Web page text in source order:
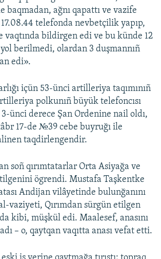
baqmadan, ağnı qapattı ve vazife
telefonda nevbetçilik yapıp,
bildirgen edi ve bu künde 12
yol berilmedi, olardan 3 duşmannıñ
edi».
içün 53-ünci artilleriya taqımınıñ
polkunıñ büyük telefoncısı
ünci derece Şan Ordenine nail oldı,
17-de №39 cebe buyruğı ile
taqdirlengendir.
soñ qırımtatarlar Orta Asiyağa ve
ögrendi. Mustafa Taşkentke
Andijan vilâyetinde bulunğanını
vaziyeti, Qırımdan sürgün etilgen
kibi, müşkül edi. Maalesef, anasını
– o, qaytqan vaqıtta anası vefat etti.